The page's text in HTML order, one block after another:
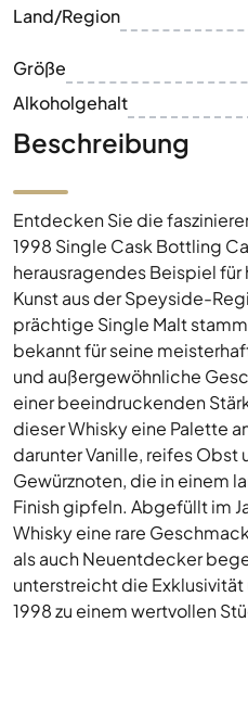
Land/Region
Größe
Alkoholgehalt
Beschreibung
Entdecken Sie die
1998 Single Cask Bottling
herausragendes Beispiel
Kunst aus der Speyside-
prächtige Single Malt
bekannt für seine
und außergewöhnliche
einer beeindruckenden
dieser Whisky eine Palette
darunter Vanille, reifes Obst
Gewürznoten, die in einem
Finish gipfeln. Abgefüllt im
Whisky eine rare
als auch Neuentdecker
unterstreicht die
1998 zu einem wertvollen